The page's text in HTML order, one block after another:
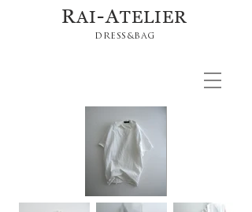
RAI-ATELIER
DRESS&BAG